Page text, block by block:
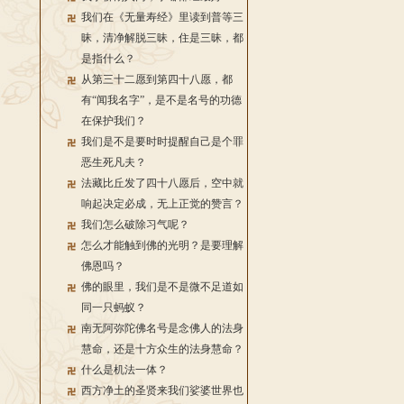
我们在《无量寿经》里读到普等三
昧，清净解脱三昧，住是三昧，都
是指什么？
从第三十二愿到第四十八愿，都
有“闻我名字”，是不是名号的功德
在保护我们？
我们是不是要时时提醒自己是个罪
恶生死凡夫？
法藏比丘发了四十八愿后，空中就
响起决定必成，无上正觉的赞言？
我们怎么破除习气呢？
怎么才能触到佛的光明？是要理解
佛恩吗？
佛的眼里，我们是不是微不足道如
同一只蚂蚁？
南无阿弥陀佛名号是念佛人的法身
慧命，还是十方众生的法身慧命？
什么是机法一体？
西方净土的圣贤来我们娑婆世界也